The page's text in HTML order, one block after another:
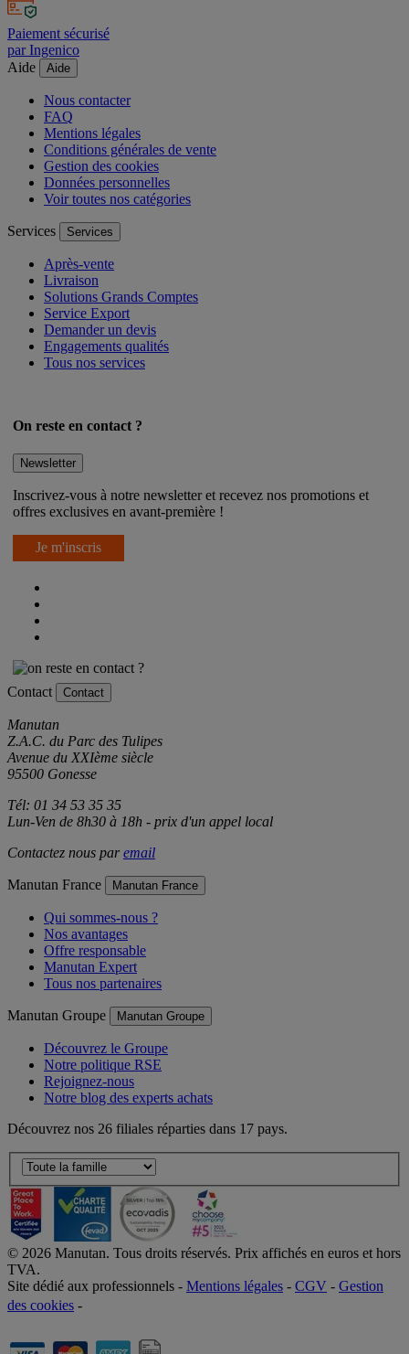
Paiement sécurisé
par Ingenico
Aide
Aide
Nous contacter
FAQ
Mentions légales
Conditions générales de vente
Gestion des cookies
Données personnelles
Voir toutes nos catégories
Services Services
Après-vente
Livraison
Solutions Grands Comptes
Service Export
Demander un devis
Engagements qualités
Tous nos services
On reste en contact ?
Newsletter
Inscrivez-vous à notre newsletter et recevez nos promotions et
offres exclusives en avant-première !
Je m'inscris
Contact Contact
Manutan
Z.A.C. du Parc des Tulipes
Avenue du XXIème siècle
95500 Gonesse
Tél: 01 34 53 35 35
Lun-Ven de 8h30 à 18h - prix d'un appel local
Contactez nous paremail
Manutan France Manutan France
Qui sommes-nous ?
Nos avantages
Offre responsable
Manutan Expert
Tous nos partenaires
Manutan Groupe Manutan Groupe
Découvrez le Groupe
Notre politique RSE
Rejoignez-nous
Notre blog des experts achats
Découvrez nos 26 filiales réparties dans 17 pays.
© 2026 Manutan. Tous droits réservés. Prix affichés en euros et hors
TVA.
Site dédié aux professionnels - Mentions légales - CGV - Gestion
des cookies -